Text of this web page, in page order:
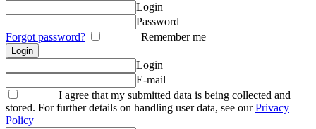
Login
Password
Forgot password?
Remember me
Login
E-mail
I agree that my submitted data is being collected and
stored. For further details on handling user data, see ourPrivacy
Policy